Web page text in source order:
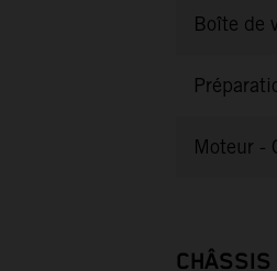
Boîte de
Moteur -
CHÂSSIS